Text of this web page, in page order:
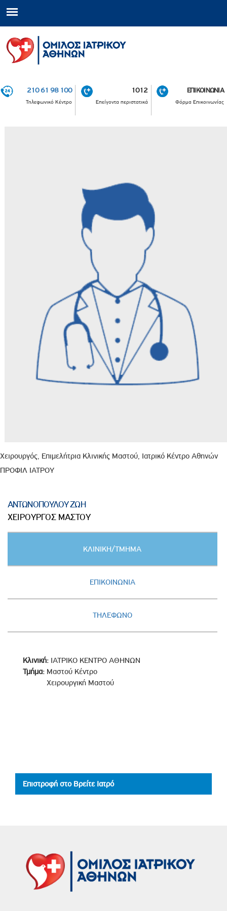
210 61 98 100
Τηλεφωνικό Κέντρο
1012
Επείγοντα περιστατικά
ΕΠΙΚΟΙΝΩΝΙΑ
Φόρμα Επικοινωνίας
Χειρουργός, Επιμελήτρια Κλινικής Μαστού, Ιατρικό Κέντρο Αθηνών
ΠΡΟΦΙΛ ΙΑΤΡΟΥ
ΑΝΤΩΝΟΠΟΥΛΟΥ ΖΩΗ
ΧΕΙΡΟΥΡΓΟΣ ΜΑΣΤΟΥ
ΚΛΙΝΙΚΗ/ΤΜΗΜΑ
ΕΠΙΚΟΙΝΩΝΙΑ
ΤΗΛΕΦΩΝΟ
Κλινική: ΙΑΤΡΙΚΟ ΚΕΝΤΡΟ ΑΘΗΝΩΝ
Τμήμα: Μαστού Κέντρο
Χειρουργική Μαστού
Επιστροφή στο Βρείτε Ιατρό